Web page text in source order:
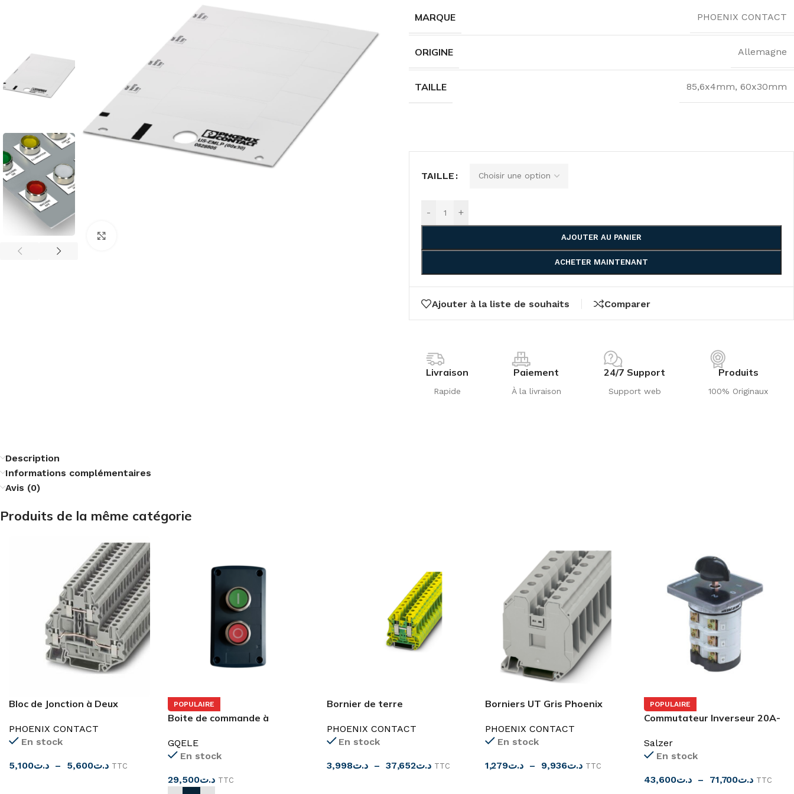
MARQUE PHOENIX CONTACT
ORIGINE Allemagne
TAILLE 85,6x4mm, 60x30mm
TAILLE
- +
AJOUTER AU PANIER
ACHETER MAINTENANT
Ajouter à la liste de souhaits Comparer
Livraison
Rapide
Paiement
À la livraison
24/7 Support
Support web
Produits
100% Originaux
Description
Informations complémentaires
Avis (0)
Produits de la même catégorie
Bloc de Jonction à Deux
PHOENIX CONTACT
En stock
د.ت5,100 – د.ت5,600 TTC
POPULAIRE
Boite de commande à
Marche/Arrêt
GQELE
En stock
د.ت29,500 TTC
Bornier de terre
PHOENIX CONTACT
En stock
د.ت3,998 – د.ت37,652 TTC
Borniers UT Gris Phoenix
PHOENIX CONTACT
En stock
د.ت1,279 – د.ت9,936 TTC
POPULAIRE
Commutateur Inverseur 20A-
Salzer
En stock
د.ت43,600 – د.ت71,700 TTC